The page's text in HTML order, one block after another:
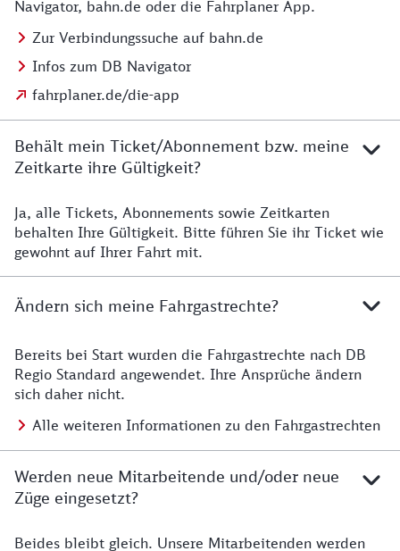
Navigator, bahn.de oder die Fahrplaner App.
Zur Verbindungssuche auf bahn.de
Infos zum DB Navigator
fahrplaner.de/die-app
Behält mein Ticket/Abonnement bzw. meine
Zeitkarte ihre Gültigkeit?
Details zur Zeitkarte
Ja, alle Tickets, Abonnements sowie Zeitkarten
behalten Ihre Gültigkeit. Bitte führen Sie ihr Ticket wie
gewohnt auf Ihrer Fahrt mit.
Ändern sich meine Fahrgastrechte?
Details zu Fahrgastrechten
Bereits bei Start wurden die Fahrgastrechte nach DB
Regio Standard angewendet. Ihre Ansprüche ändern
sich daher nicht.
Alle weiteren Informationen zu den Fahrgastrechten
Werden neue Mitarbeitende und/oder neue
Züge eingesetzt?
Details zu den Mitarbeitenden
Beides bleibt gleich. Unsere Mitarbeitenden werden